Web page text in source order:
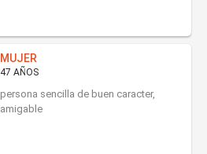
MUJER
47 AÑOS
persona sencilla de buen caracter,
amigable